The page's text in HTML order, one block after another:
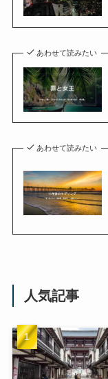
あわせて読みたい
あわせて読みたい
人気記事